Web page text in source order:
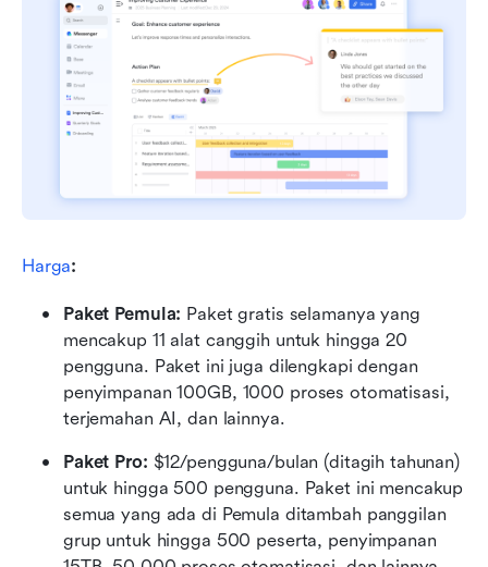
Harga:
Paket Pemula: Paket gratis selamanya yang
mencakup 11 alat canggih untuk hingga 20
pengguna. Paket ini juga dilengkapi dengan
penyimpanan 100GB, 1000 proses otomatisasi,
terjemahan AI, dan lainnya.
Paket Pro: $12/pengguna/bulan (ditagih tahunan)
untuk hingga 500 pengguna. Paket ini mencakup
semua yang ada di Pemula ditambah panggilan
grup untuk hingga 500 peserta, penyimpanan